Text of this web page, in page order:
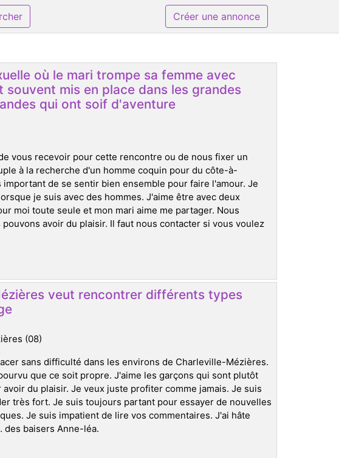
Créer une annonce
où le mari trompe sa femme avec
mis en place dans les grandes
qui ont soif d'aventure
vous recevoir pour cette rencontre ou de nous fixer un
à la recherche d'un homme coquin pour du côte-à-
de se sentir bien ensemble pour faire l'amour. Je
je suis avec des hommes. J'aime être avec deux
moi toute seule et mon mari aime me partager. Nous
avoir du plaisir. Il faut nous contacter si vous voulez
veut rencontrer différents types
(08)
sans difficulté dans les environs de Charleville-Mézières.
que ce soit propre. J'aime les garçons qui sont plutôt
du plaisir. Je veux juste profiter comme jamais. Je suis
très fort. Je suis toujours partant pour essayer de nouvelles
Je suis impatient de lire vos commentaires. J'ai hâte
des baisers Anne-léa.